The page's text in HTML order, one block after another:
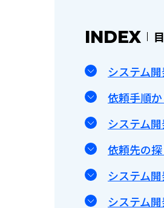
INDEX
システム
依頼手順
システム
依頼先の
システム
システム